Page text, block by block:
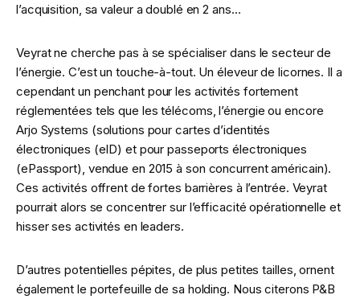
l’acquisition, sa valeur a doublé en 2 ans…
Veyrat ne cherche pas à se spécialiser dans le secteur de
l’énergie. C’est un touche-à-tout. Un éleveur de licornes. Il a
cependant un penchant pour les activités fortement
réglementées tels que les télécoms, l’énergie ou encore
Arjo Systems (solutions pour cartes d’identités
électroniques (eID) et pour passeports électroniques
(ePassport), vendue en 2015 à son concurrent américain).
Ces activités offrent de fortes barrières à l’entrée. Veyrat
pourrait alors se concentrer sur l’efficacité opérationnelle et
hisser ses activités en leaders.
D’autres potentielles pépites, de plus petites tailles, ornent
également le portefeuille de sa holding. Nous citerons P&B